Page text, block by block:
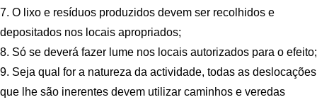
7. O lixo e resíduos produzidos devem ser recolhidos e
depositados nos locais apropriados;
8. Só se deverá fazer lume nos locais autorizados para o efeito;
9. Seja qual for a natureza da actividade, todas as deslocações
que lhe são inerentes devem utilizar caminhos e veredas